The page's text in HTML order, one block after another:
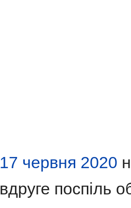
17 червня 2020
вдруге поспіль